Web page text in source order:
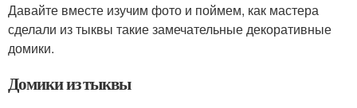
Давайте вместе изучим фото и поймем, как мастера
сделали из тыквы такие замечательные декоративные
домики.
Домики из тыквы